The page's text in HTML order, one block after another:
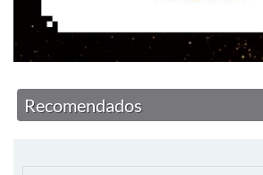
Recomendados